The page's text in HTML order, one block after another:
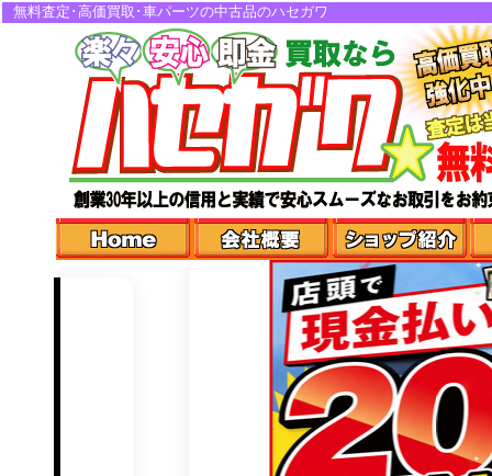
無料査定･高価買取･車パーツの中古品のハセガワ